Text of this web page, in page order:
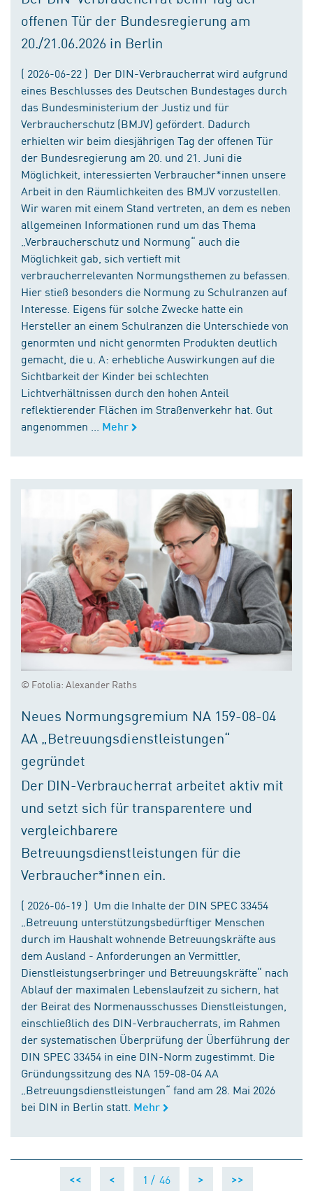
offenen Tür der Bundesregierung am
20./21.06.2026 in Berlin
( 2026-06-22 ) Der DIN-Verbraucherrat wird aufgrund
eines Beschlusses des Deutschen Bundestages durch
das Bundesministerium der Justiz und für
Verbraucherschutz (BMJV) gefördert. Dadurch
erhielten wir beim diesjährigen Tag der offenen Tür
der Bundesregierung am 20. und 21. Juni die
Möglichkeit, interessierten Verbraucher*innen unsere
Arbeit in den Räumlichkeiten des BMJV vorzustellen.
Wir waren mit einem Stand vertreten, an dem es neben
allgemeinen Informationen rund um das Thema
„Verbraucherschutz und Normung“ auch die
Möglichkeit gab, sich vertieft mit
verbraucherrelevanten Normungsthemen zu befassen.
Hier stieß besonders die Normung zu Schulranzen auf
Interesse. Eigens für solche Zwecke hatte ein
Hersteller an einem Schulranzen die Unterschiede von
genormten und nicht genormten Produkten deutlich
gemacht, die u. A: erhebliche Auswirkungen auf die
Sichtbarkeit der Kinder bei schlechten
Lichtverhältnissen durch den hohen Anteil
reflektierender Flächen im Straßenverkehr hat. Gut
angenommen ...
Mehr
© Fotolia: Alexander Raths
Neues Normungsgremium NA 159-08-04
AA „Betreuungsdienstleistungen“
gegründet
Der DIN-Verbraucherrat arbeitet aktiv mit
und setzt sich für transparentere und
vergleichbarere
Betreuungsdienstleistungen für die
Verbraucher*innen ein.
( 2026-06-19 ) Um die Inhalte der DIN SPEC 33454
„Betreuung unterstützungsbedürftiger Menschen
durch im Haushalt wohnende Betreuungskräfte aus
dem Ausland - Anforderungen an Vermittler,
Dienstleistungserbringer und Betreuungskräfte“ nach
Ablauf der maximalen Lebenslaufzeit zu sichern, hat
der Beirat des Normenausschusses Dienstleistungen,
einschließlich des DIN-Verbraucherrats, im Rahmen
der systematischen Überprüfung der Überführung der
DIN SPEC 33454 in eine DIN-Norm zugestimmt. Die
Gründungssitzung des NA 159-08-04 AA
„Betreuungsdienstleistungen“ fand am 28. Mai 2026
bei DIN in Berlin statt. Mehr
<< < 1 / 46 > >>